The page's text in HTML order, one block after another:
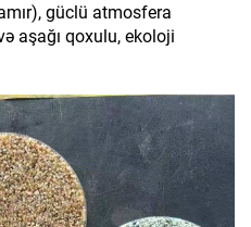
güclü atmosfera
aşağı qoxulu, ekoloji